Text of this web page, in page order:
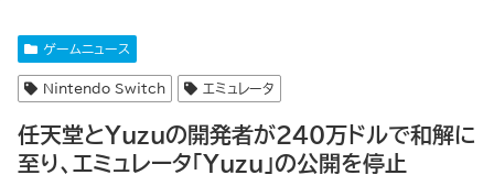
ゲームニュース
Nintendo Switch エミュレータ
任天堂とYuzuの開発者が240万ドルで和解に
至り、エミュレータ「Yuzu」の公開を停止